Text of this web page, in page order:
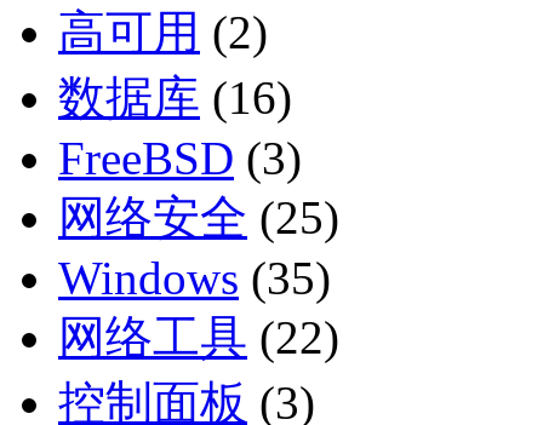
高可用 (2)
数据库 (16)
FreeBSD (3)
网络安全 (25)
Windows (35)
网络工具 (22)
控制面板 (3)